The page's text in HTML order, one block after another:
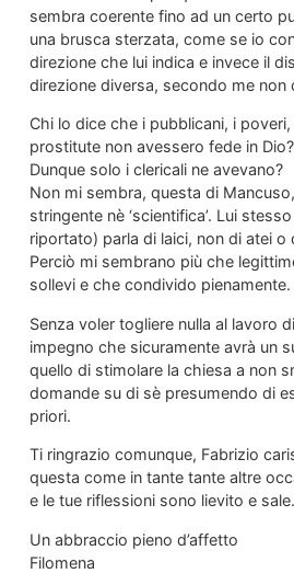
sembra coerente fino ad un certo
una brusca sterzata, come se io
direzione che lui indica e invece il
direzione diversa, secondo me non
Chi lo dice che i pubblicani, i
prostitute non avessero fede in Dio?
Dunque solo i clericali ne avevano?
Non mi sembra, questa di
stringente nè ‘scientifica’. Lui
riportato) parla di laici, non di atei o
Perciò mi sembrano più che
sollevi e che condivido pienamente.
Senza voler togliere nulla al lavoro
impegno che sicuramente avrà un
quello di stimolare la chiesa a non
domande su di sè presumendo di
priori.
Ti ringrazio comunque, Fabrizio
questa come in tante tante altre
e le tue riflessioni sono lievito e sale.
Un abbraccio pieno d’affetto
Filomena